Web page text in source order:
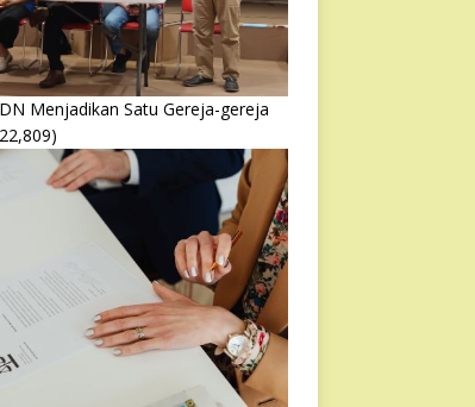
Menjadikan Satu Gereja-gereja